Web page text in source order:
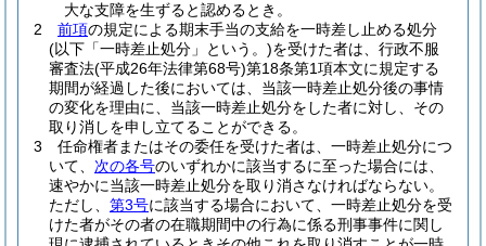
大な支障を生ずると認めるとき。
2
前項の規定による期末手当の支給を一時差し止める処分
(以下「一時差止処分」という。)を受けた者は、行政不服
審査法(平成26年法律第68号)第18条第1項本文に規定する
期間が経過した後においては、当該一時差止処分後の事情
の変化を理由に、当該一時差止処分をした者に対し、その
取り消しを申し立てることができる。
3
任命権者またはその委任を受けた者は、一時差止処分につ
いて、 次の各号のいずれかに該当するに至った場合には、
速やかに当該一時差止処分を取り消さなければならない。
ただし、 第3号に該当する場合において、一時差止処分を受
けた者がその者の在職期間中の行為に係る刑事事件に関し